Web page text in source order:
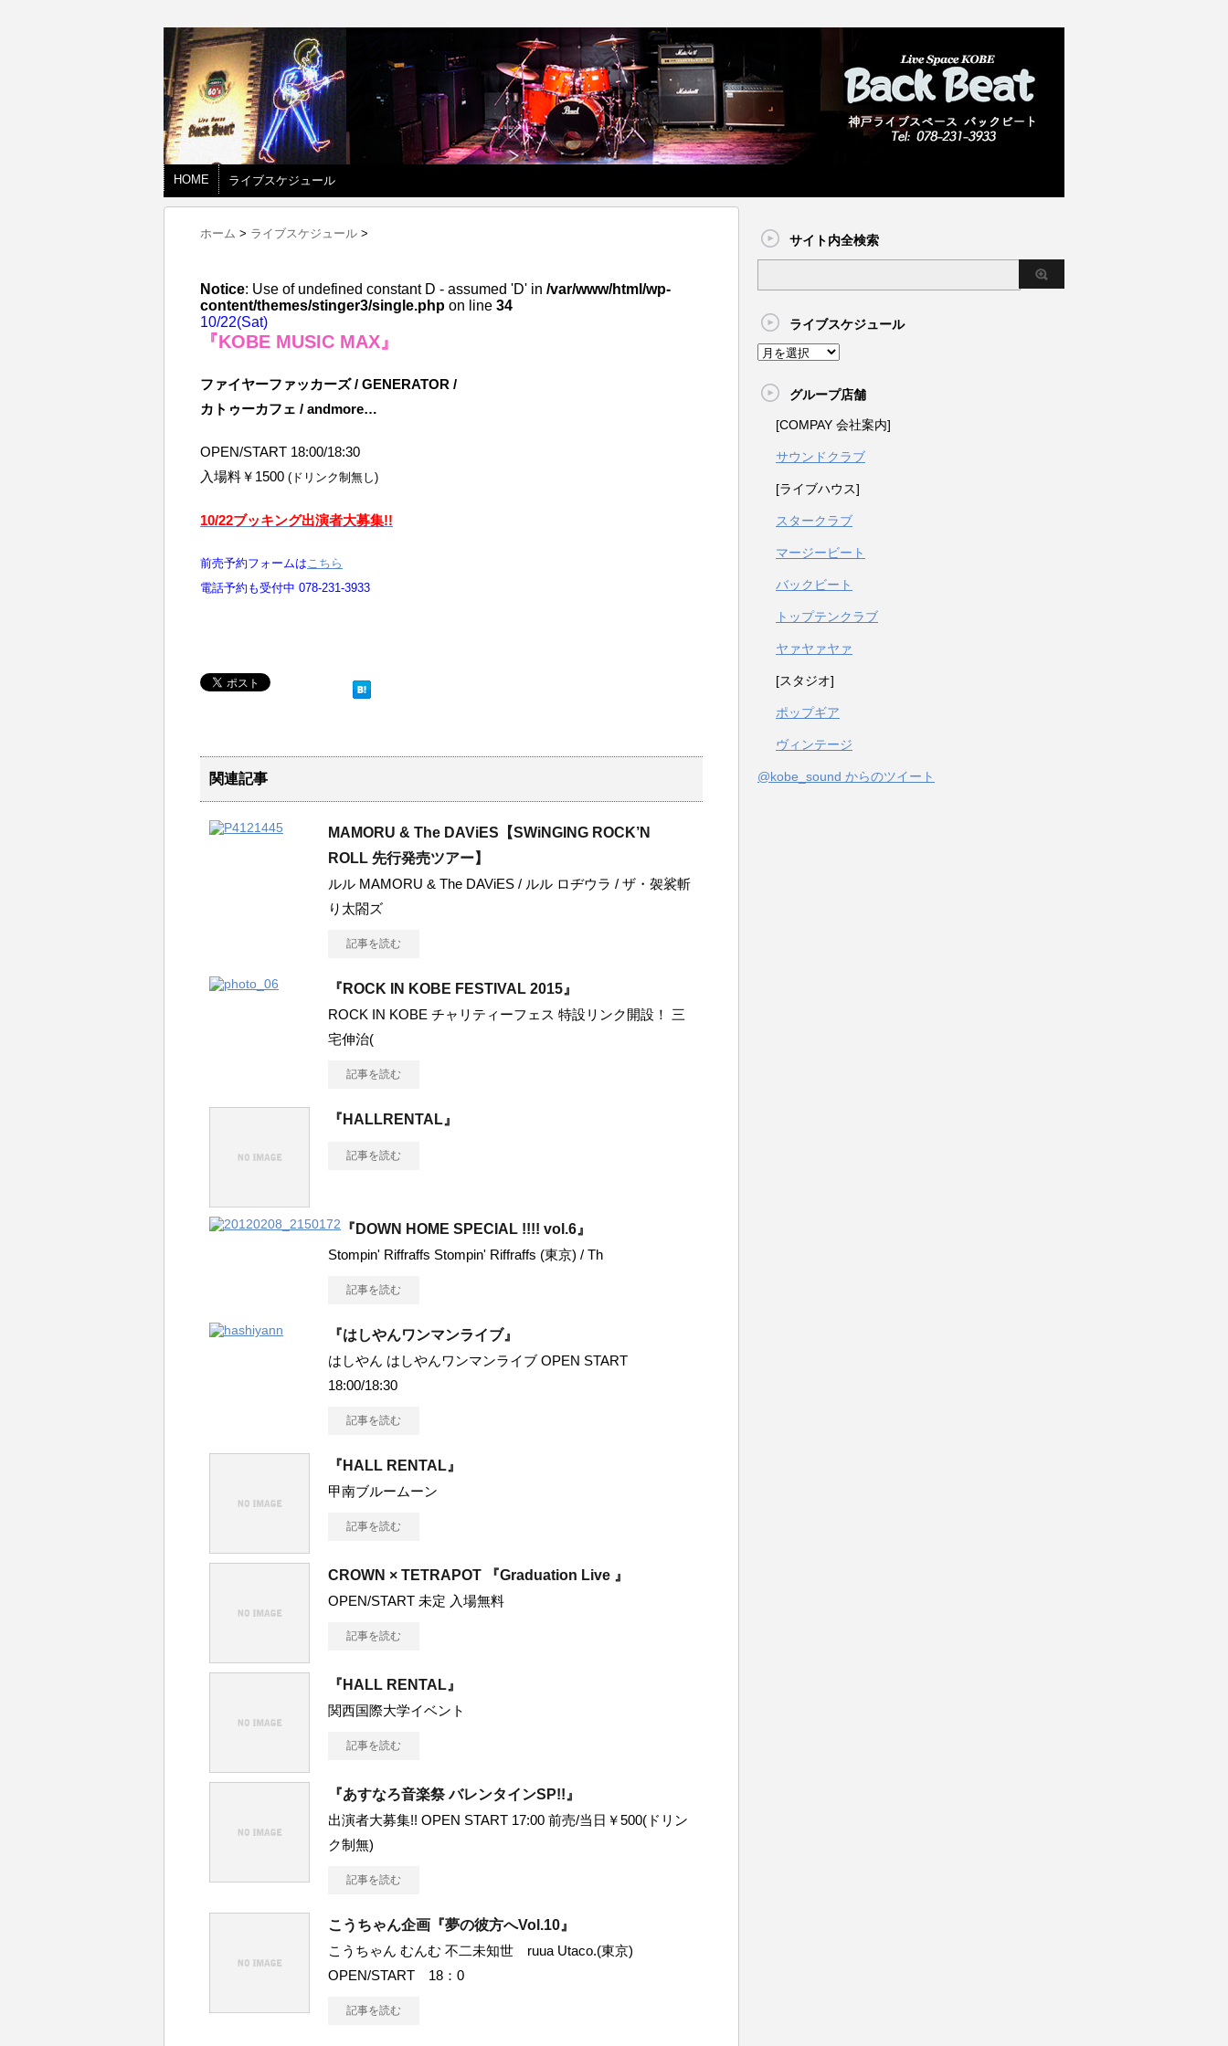
HOME ライブスケジュール
ホーム > ライブスケジュール >
Notice: Use of undefined constant D - assumed 'D' in /var/www/html/wp-
content/themes/stinger3/single.php on line 34
10/22(Sat)
『KOBE MUSIC MAX』
ファイヤーファッカーズ / GENERATOR /
カトゥーカフェ / andmore…
OPEN/START 18:00/18:30
入場料￥1500 (ドリンク制無し)
10/22ブッキング出演者大募集!!
前売予約フォームはこちら
電話予約も受付中 078-231-3933
関連記事
MAMORU & The DAViES【SWiNGING ROCK’N
ROLL 先行発売ツアー】
ルル MAMORU & The DAViES / ルル ロヂウラ / ザ・袈裟斬
り太閤ズ
記事を読む
『ROCK IN KOBE FESTIVAL 2015』
ROCK IN KOBE チャリティーフェス 特設リンク開設！ 三
宅伸治(
記事を読む
『HALLRENTAL』
記事を読む
『DOWN HOME SPECIAL !!!! vol.6』
Stompin' Riffraffs Stompin' Riffraffs (東京) / Th
記事を読む
『はしやんワンマンライブ』
はしやん はしやんワンマンライブ OPEN START
18:00/18:30
記事を読む
『HALL RENTAL』
甲南ブルームーン
記事を読む
CROWN × TETRAPOT 『Graduation Live 』
OPEN/START 未定 入場無料
記事を読む
『HALL RENTAL』
関西国際大学イベント
記事を読む
『あすなろ音楽祭 バレンタインSP!!』
出演者大募集!! OPEN START 17:00 前売/当日￥500(ドリン
ク制無)
記事を読む
こうちゃん企画『夢の彼方へVol.10』
こうちゃん むんむ 不二未知世 ruua Utaco.(東京)
OPEN/START 18：0
記事を読む
サイト内全検索
ライブスケジュール
グループ店舗
[COMPAY 会社案内]
サウンドクラブ
[ライブハウス]
スタークラブ
マージービート
バックビート
トップテンクラブ
ヤァヤァヤァ
[スタジオ]
ポップギア
ヴィンテージ
@kobe_sound からのツイート